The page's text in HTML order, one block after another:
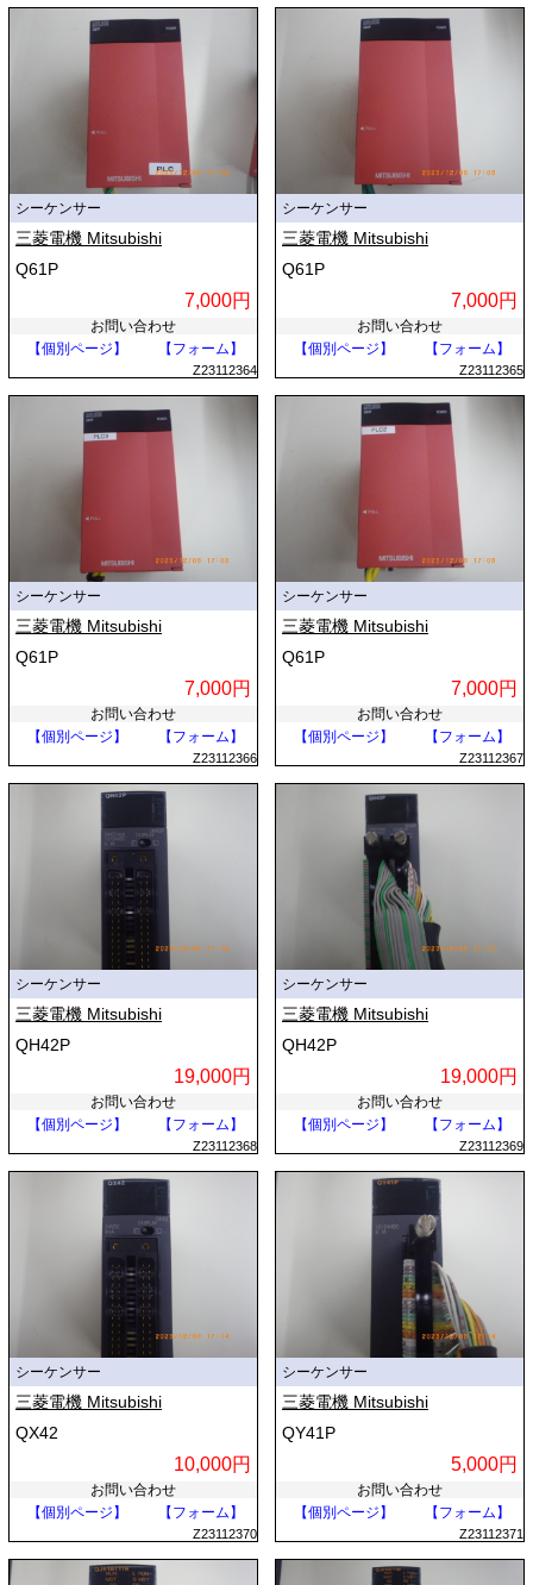
シーケンサー
三菱電機 Mitsubishi
Q61P
7,000円
お問い合わせ
【個別ページ】
【フォーム】
Z23112364
シーケンサー
三菱電機 Mitsubishi
Q61P
7,000円
お問い合わせ
【個別ページ】
【フォーム】
Z23112365
シーケンサー
三菱電機 Mitsubishi
Q61P
7,000円
お問い合わせ
【個別ページ】
【フォーム】
Z23112366
シーケンサー
三菱電機 Mitsubishi
Q61P
7,000円
お問い合わせ
【個別ページ】
【フォーム】
Z23112367
シーケンサー
三菱電機 Mitsubishi
QH42P
19,000円
お問い合わせ
【個別ページ】
【フォーム】
Z23112368
シーケンサー
三菱電機 Mitsubishi
QH42P
19,000円
お問い合わせ
【個別ページ】
【フォーム】
Z23112369
シーケンサー
三菱電機 Mitsubishi
QX42
10,000円
お問い合わせ
【個別ページ】
【フォーム】
Z23112370
シーケンサー
三菱電機 Mitsubishi
QY41P
5,000円
お問い合わせ
【個別ページ】
【フォーム】
Z23112371